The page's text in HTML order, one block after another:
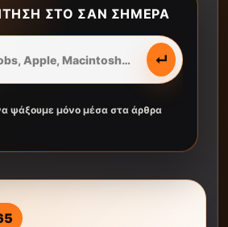
ΣΤΟ ΣΑΝ ΣΉΜΕΡΑ
↵
ψάξουμε μόνο μέσα στα άρθρα